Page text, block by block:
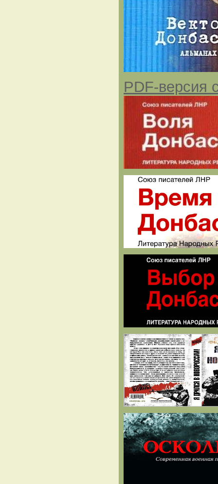
PDF-версия